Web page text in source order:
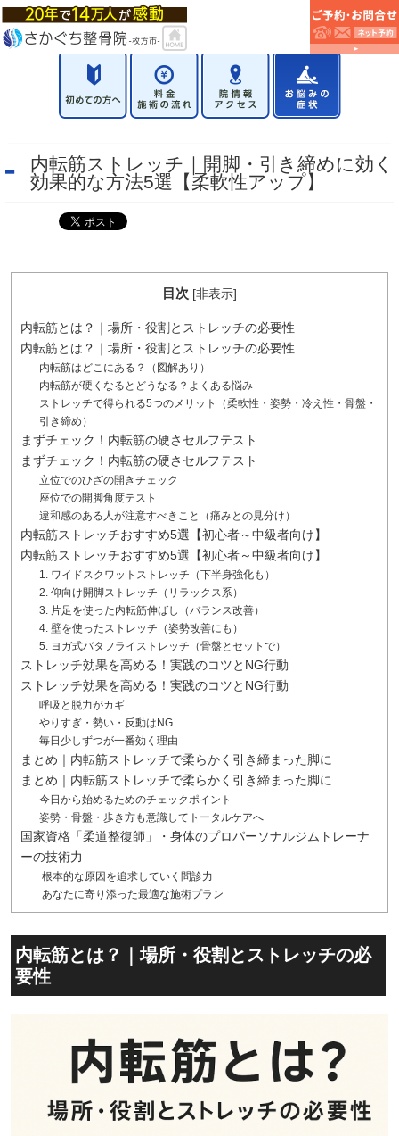
内転筋ストレッチ｜開脚・引き締めに効く
効果的な方法5選【柔軟性アップ】
目次 [非表示]
内転筋とは？｜場所・役割とストレッチの必要性
内転筋とは？｜場所・役割とストレッチの必要性
内転筋はどこにある？（図解あり）
内転筋が硬くなるとどうなる？よくある悩み
ストレッチで得られる5つのメリット（柔軟性・姿勢・冷え性・骨盤・
引き締め）
まずチェック！内転筋の硬さセルフテスト
まずチェック！内転筋の硬さセルフテスト
立位でのひざの開きチェック
座位での開脚角度テスト
違和感のある人が注意すべきこと（痛みとの見分け）
内転筋ストレッチおすすめ5選【初心者～中級者向け】
内転筋ストレッチおすすめ5選【初心者～中級者向け】
1. ワイドスクワットストレッチ（下半身強化も）
2. 仰向け開脚ストレッチ（リラックス系）
3. 片足を使った内転筋伸ばし（バランス改善）
4. 壁を使ったストレッチ（姿勢改善にも）
5. ヨガ式バタフライストレッチ（骨盤とセットで）
ストレッチ効果を高める！実践のコツとNG行動
ストレッチ効果を高める！実践のコツとNG行動
呼吸と脱力がカギ
やりすぎ・勢い・反動はNG
毎日少しずつが一番効く理由
まとめ｜内転筋ストレッチで柔らかく引き締まった脚に
まとめ｜内転筋ストレッチで柔らかく引き締まった脚に
今日から始めるためのチェックポイント
姿勢・骨盤・歩き方も意識してトータルケアへ
国家資格「柔道整復師」・身体のプロパーソナルジムトレーナ
ーの技術力
根本的な原因を追求していく問診力
あなたに寄り添った最適な施術プラン
内転筋とは？｜場所・役割とストレッチの必
要性